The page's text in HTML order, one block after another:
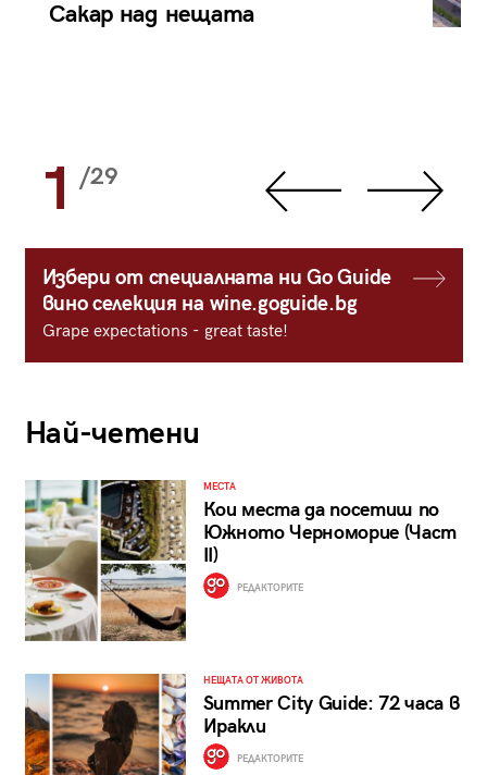
Сакар над нещата
1 /29
Избери от специалната ни Go Guide
вино селекция на wine.goguide.bg
Grape expectations - great taste!
Най-четени
МЕСТА
Кои места да посетиш по
Южното Черноморие (Част
II)
РЕДАКТОРИТЕ
НЕЩАТА ОТ ЖИВОТА
Summer City Guide: 72 часа в
Иракли
РЕДАКТОРИТЕ